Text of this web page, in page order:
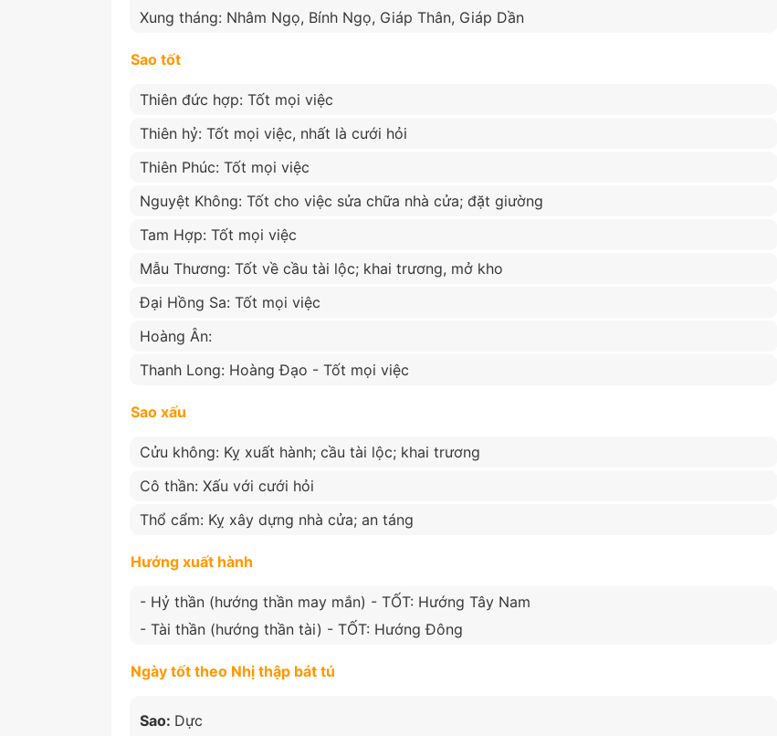
Xung tháng: Nhâm Ngọ, Bính Ngọ, Giáp Thân, Giáp Dần
Sao tốt
Thiên đức hợp: Tốt mọi việc
Thiên hỷ: Tốt mọi việc, nhất là cưới hỏi
Thiên Phúc: Tốt mọi việc
Nguyệt Không: Tốt cho việc sửa chữa nhà cửa; đặt giường
Tam Hợp: Tốt mọi việc
Mẫu Thương: Tốt về cầu tài lộc; khai trương, mở kho
Đại Hồng Sa: Tốt mọi việc
Hoàng Ân:
Thanh Long: Hoàng Đạo - Tốt mọi việc
Sao xấu
Cửu không: Kỵ xuất hành; cầu tài lộc; khai trương
Cô thần: Xấu với cưới hỏi
Thổ cẩm: Kỵ xây dựng nhà cửa; an táng
Hướng xuất hành
- Hỷ thần (hướng thần may mắn) - TỐT: Hướng Tây Nam
- Tài thần (hướng thần tài) - TỐT: Hướng Đông
Ngày tốt theo Nhị thập bát tú
Sao: Dực